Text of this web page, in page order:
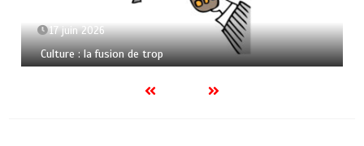
17 juin 2026
Culture : la fusion de trop